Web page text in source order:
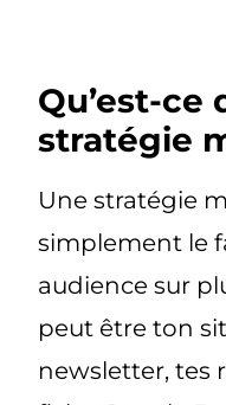
Qu’est-ce
stratégie
Unestratégie
simplement le
audience sur
peut être ton
newsletter, tes